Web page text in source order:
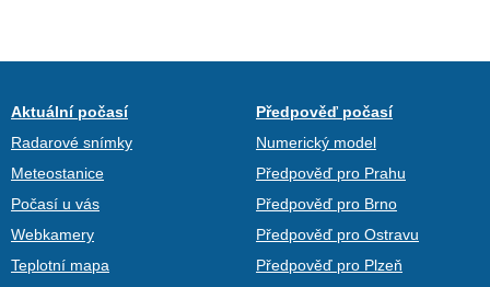
Aktuální počasí
Radarové snímky
Meteostanice
Počasí u vás
Webkamery
Teplotní mapa
Předpověď počasí
Numerický model
Předpověď pro Prahu
Předpověď pro Brno
Předpověď pro Ostravu
Předpověď pro Plzeň